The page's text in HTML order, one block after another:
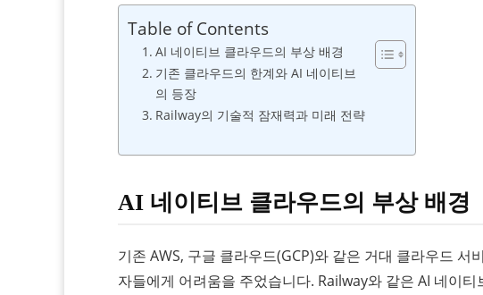
Table of Contents
AI 네이티브 클라우드의 부상 배경
기존 클라우드의 한계와 AI 네이티브
의 등장
Railway의 기술적 잠재력과 미래 전략
AI 네이티브 클라우드의 부상 배경
기존 AWS, 구글 클라우드(GCP)와 같은 거대 클라우드
자들에게 어려움을 주었습니다. Railway와 같은 AI 네이